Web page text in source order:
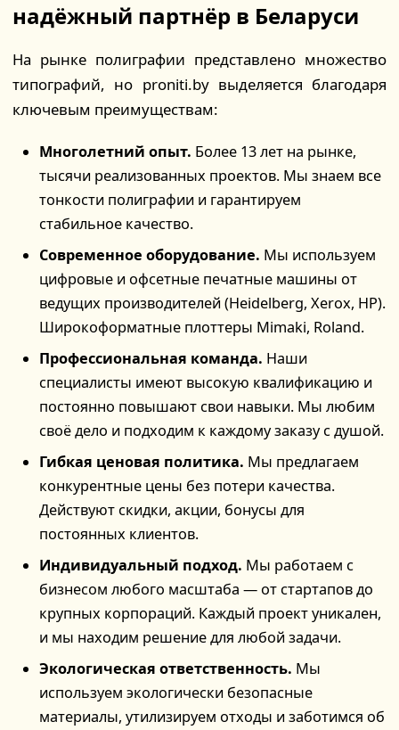
надёжный партнёр в Беларуси
На рынке полиграфии представлено множество
типографий, но proniti.by выделяется благодаря
ключевым преимуществам:
Многолетний опыт. Более 13 лет на рынке,
тысячи реализованных проектов. Мы знаем все
тонкости полиграфии и гарантируем
стабильное качество.
Современное оборудование. Мы используем
цифровые и офсетные печатные машины от
ведущих производителей (Heidelberg, Xerox, HP).
Широкоформатные плоттеры Mimaki, Roland.
Профессиональная команда. Наши
специалисты имеют высокую квалификацию и
постоянно повышают свои навыки. Мы любим
своё дело и подходим к каждому заказу с душой.
Гибкая ценовая политика. Мы предлагаем
конкурентные цены без потери качества.
Действуют скидки, акции, бонусы для
постоянных клиентов.
Индивидуальный подход. Мы работаем с
бизнесом любого масштаба — от стартапов до
крупных корпораций. Каждый проект уникален,
и мы находим решение для любой задачи.
Экологическая ответственность. Мы
используем экологически безопасные
материалы, утилизируем отходы и заботимся об